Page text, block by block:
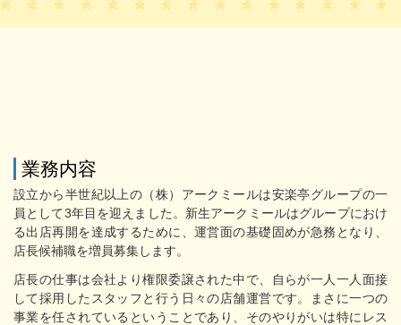
業務内容
設立から半世紀以上の（株）アークミールは安楽亭グループの一
員として3年目を迎えました。新生アークミールはグループにおけ
る出店再開を達成するために、運営面の基礎固めが急務となり、
店長候補職を増員募集します。
店長の仕事は会社より権限委譲された中で、自らが一人一人面接
して採用したスタッフと行う日々の店舗運営です。まさに一つの
事業を任されているということであり、そのやりがいは特にレス